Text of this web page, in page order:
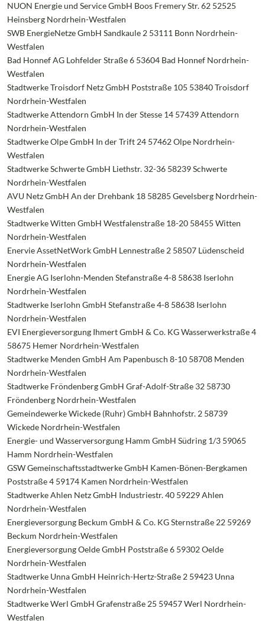
NUON Energie und Service GmbH Boos Fremery Str. 62 52525
Heinsberg Nordrhein-Westfalen
SWB EnergieNetze GmbH Sandkaule 2 53111 Bonn Nordrhein-
Westfalen
Bad Honnef AG Lohfelder Straße 6 53604 Bad Honnef Nordrhein-
Westfalen
Stadtwerke Troisdorf Netz GmbH Poststraße 105 53840 Troisdorf
Nordrhein-Westfalen
Stadtwerke Attendorn GmbH In der Stesse 14 57439 Attendorn
Nordrhein-Westfalen
Stadtwerke Olpe GmbH In der Trift 24 57462 Olpe Nordrhein-
Westfalen
Stadtwerke Schwerte GmbH Liethstr. 32-36 58239 Schwerte
Nordrhein-Westfalen
AVU Netz GmbH An der Drehbank 18 58285 Gevelsberg Nordrhein-
Westfalen
Stadtwerke Witten GmbH Westfalenstraße 18-20 58455 Witten
Nordrhein-Westfalen
Enervie AssetNetWork GmbH Lennestraße 2 58507 Lüdenscheid
Nordrhein-Westfalen
Energie AG Iserlohn-Menden Stefanstraße 4-8 58638 Iserlohn
Nordrhein-Westfalen
Stadtwerke Iserlohn GmbH Stefanstraße 4-8 58638 Iserlohn
Nordrhein-Westfalen
EVI Energieversorgung Ihmert GmbH & Co. KG Wasserwerkstraße 4
58675 Hemer Nordrhein-Westfalen
Stadtwerke Menden GmbH Am Papenbusch 8-10 58708 Menden
Nordrhein-Westfalen
Stadtwerke Fröndenberg GmbH Graf-Adolf-Straße 32 58730
Fröndenberg Nordrhein-Westfalen
Gemeindewerke Wickede (Ruhr) GmbH Bahnhofstr. 2 58739
Wickede Nordrhein-Westfalen
Energie- und Wasserversorgung Hamm GmbH Südring 1/3 59065
Hamm Nordrhein-Westfalen
GSW Gemeinschaftsstadtwerke GmbH Kamen-Bönen-Bergkamen
Poststraße 4 59174 Kamen Nordrhein-Westfalen
Stadtwerke Ahlen Netz GmbH Industriestr. 40 59229 Ahlen
Nordrhein-Westfalen
Energieversorgung Beckum GmbH & Co. KG Sternstraße 22 59269
Beckum Nordrhein-Westfalen
Energieversorgung Oelde GmbH Poststraße 6 59302 Oelde
Nordrhein-Westfalen
Stadtwerke Unna GmbH Heinrich-Hertz-Straße 2 59423 Unna
Nordrhein-Westfalen
Stadtwerke Werl GmbH Grafenstraße 25 59457 Werl Nordrhein-
Westfalen